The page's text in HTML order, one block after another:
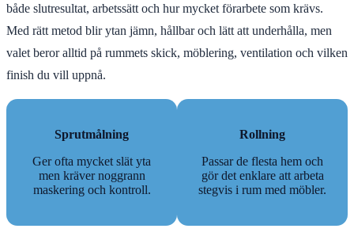
både slutresultat, arbetssätt och hur mycket förarbete som krävs.
Med rätt metod blir ytan jämn, hållbar och lätt att underhålla, men
valet beror alltid på rummets skick, möblering, ventilation och vilken
finish du vill uppnå.
Sprutmålning
Ger ofta mycket slät yta
men kräver noggrann
maskering och kontroll.
Rollning
Passar de flesta hem och
gör det enklare att arbeta
stegvis i rum med möbler.